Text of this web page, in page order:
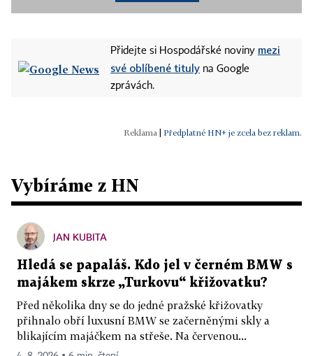
Přidejte si Hospodářské noviny mezi
své oblíbené tituly na Google
zprávách.
Předplatné HN+ je zcela bez reklam.
Vybíráme z HN
JAN KUBITA
Hledá se papaláš. Kdo jel v černém BMW s
majákem skrze „Turkovu“ křižovatku?
Před několika dny se do jedné pražské křižovatky
přihnalo obří luxusní BMW se začerněnými skly a
blikajícím majáčkem na střeše. Na červenou...